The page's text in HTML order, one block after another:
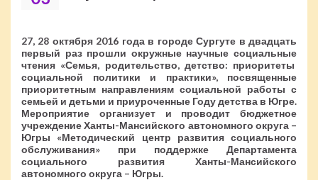
27, 28 октября 2016 года в городе Сургуте в двадцать
первый раз прошли окружные научные социальные
чтения «Семья, родительство, детство: приоритеты
социальной политики и практики», посвященные
приоритетным направлениям социальной работы с
семьей и детьми и приуроченные Году детства в Югре.
Мероприятие организует и проводит бюджетное
учреждение Ханты-Мансийского автономного округа –
Югры «Методический центр развития социального
обслуживания» при поддержке Департамента
социального развития Ханты-Мансийского
автономного округа – Югры.